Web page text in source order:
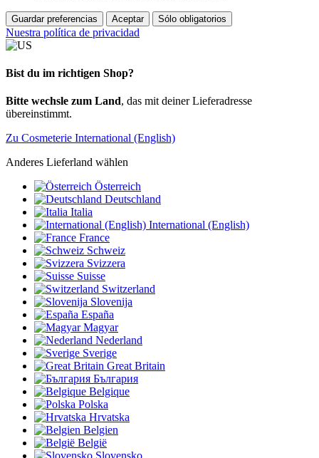
Guardar preferencias Aceptar Sólo obligatorios
Nuestra política de privacidad
Bist du im richtigen Shop?
Bitte wechsle zum Land, das mit deiner Lieferadresse
übereinstimmt.
Zu Cosmeterie International (English)
Anderes Lieferland wählen
Österreich
Deutschland
Italia
International (English)
France
Schweiz
Svizzera
Suisse
Switzerland
Slovenija
España
Magyar
Nederland
Sverige
Great Britain
България
Belgique
Polska
Hrvatska
Belgien
België
Slovensko